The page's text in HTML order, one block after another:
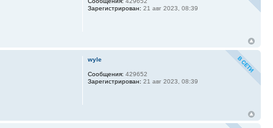
Зарегистрирован: 21 авг 2023, 08:39
wyle
Сообщения: 429652
Зарегистрирован: 21 авг 2023, 08:39